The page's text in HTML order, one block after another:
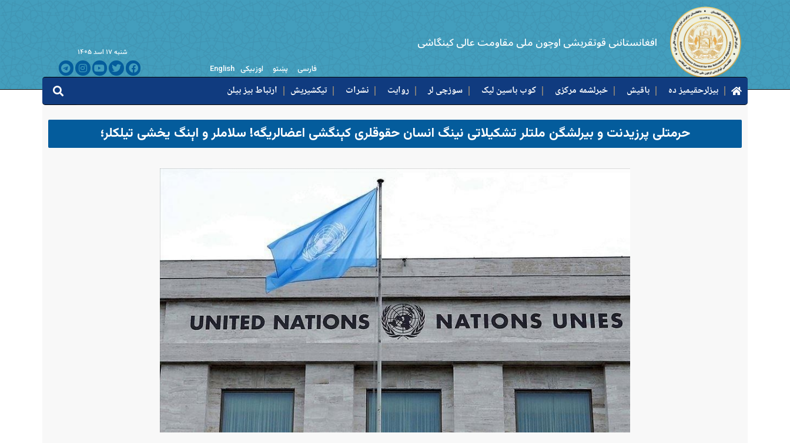
افغانستاننی قوتقریشی اوچون ملی مقاومت عالی کینگاشی
فارسی پښتو اوزبیکی English
شنبه ۱۷ اسد ۱۴۰۵
بیزلرحقیمیز ده باقیش خبرلشمه مرکزی کوب باسین لیک سوزچی لر روایت نشرات تیکشیریش ارتباط بیز بیلن
حرمتلی پرزیدنت و بیرلشگن ملتلر تشکیلاتی نینگ انسان حقوقلری کېنگشی اعضالریگه! سلاملر و اېنگ یخشی تیلکلر؛